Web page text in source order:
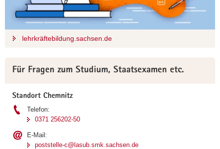
lehrkräftebildung.sachsen.de
Für Fragen zum Studium, Staatsexamen etc.
Standort Chemnitz
Telefon:
0371 256202-50
E-Mail:
poststelle-c@lasub.smk.sachsen.de